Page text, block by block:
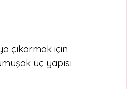
çıkarmak için
uç yapısı